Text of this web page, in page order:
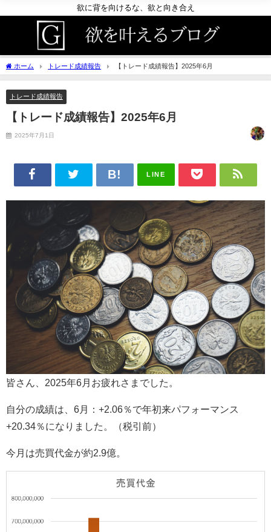
欲に背を向けるな、欲と向き合え
ホーム トレード成績報告 【トレード成績報告】2025年6月
トレード成績報告
【トレード成績報告】2025年6月
2025年7月1日
LINE
皆さん、2025年6月お疲れさまでした。
自分の成績は、6月：+2.06％で年初来パフォーマンス
+20.34％になりました。（税引前）
今月は売買代金が約2.9億。